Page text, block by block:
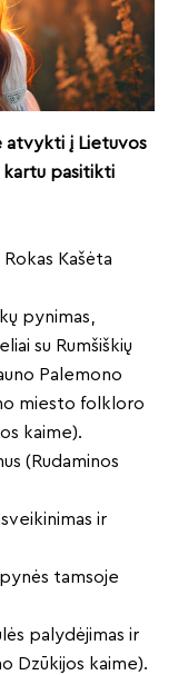
atvykti į Lietuvos
kartu pasitikti
Kašėta
pynimas,
su Rumšiškių
Palemono
miesto folkloro
kaime).
(Rudaminos
ir
tamsoje
palydėjimas ir
Dzūkijos kaime).